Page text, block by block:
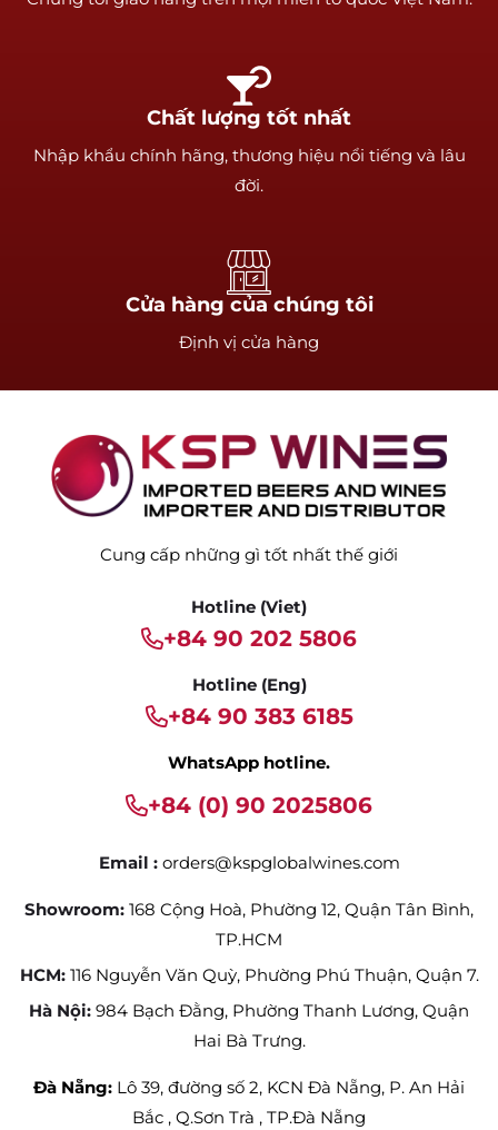
Chất lượng tốt nhất
Nhập khẩu chính hãng, thương hiệu nổi tiếng và lâu
đời.
Cửa hàng của chúng tôi
Định vị cửa hàng
Cung cấp những gì tốt nhất thế giới
Hotline (Viet)
+84 90 202 5806
Hotline (Eng)
+84 90 383 6185
WhatsApp hotline.
+84 (0) 90 2025806
Email : orders@kspglobalwines.com
Showroom: 168 Cộng Hoà, Phường 12, Quận Tân Bình,
TP.HCM
HCM: 116 Nguyễn Văn Quỳ, Phường Phú Thuận, Quận 7.
Hà Nội: 984 Bạch Đằng, Phường Thanh Lương, Quận
Hai Bà Trưng.
Đà Nẵng: Lô 39, đường số 2, KCN Đà Nẵng, P. An Hải
Bắc , Q.Sơn Trà , TP.Đà Nẵng